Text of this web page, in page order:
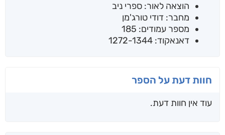
הוצאה לאור: ספרי ניב
מחבר: דודי טורג'מן
מספר עמודים: 185
דאנאקוד: 1272-1344
חוות דעת על הספר
עוד אין חוות דעת.